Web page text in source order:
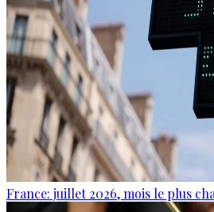
France: juillet 2026, mois le plus